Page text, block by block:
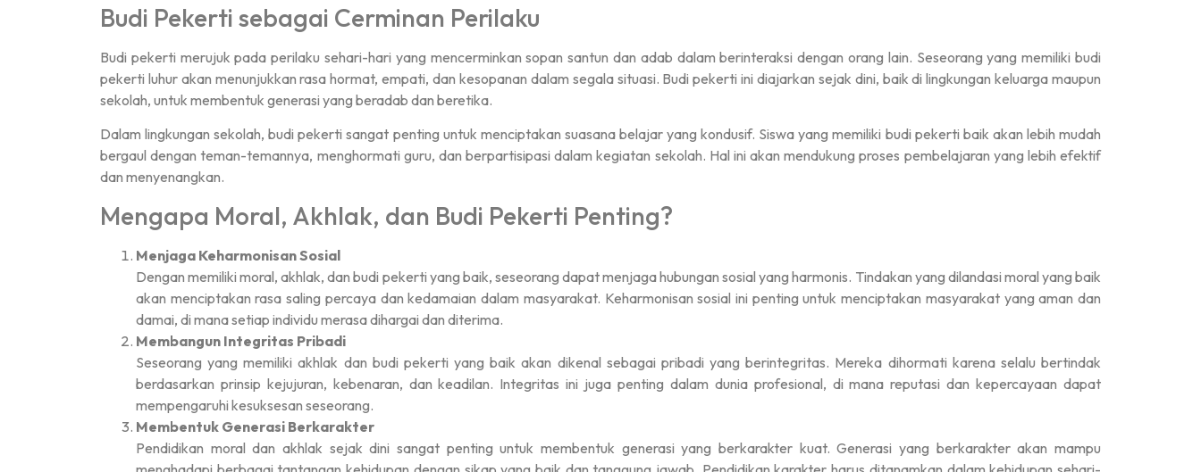
Budi Pekerti sebagai Cerminan Perilaku
Budi pekerti merujuk pada perilaku sehari-hari yang mencerminkan sopan santun dan adab dalam berinteraksi dengan orang lain. Seseorang yang memiliki budi
pekerti luhur akan menunjukkan rasa hormat, empati, dan kesopanan dalam segala situasi. Budi pekerti ini diajarkan sejak dini, baik di lingkungan keluarga maupun
sekolah, untuk membentuk generasi yang beradab dan beretika.
Dalam lingkungan sekolah, budi pekerti sangat penting untuk menciptakan suasana belajar yang kondusif. Siswa yang memiliki budi pekerti baik akan lebih mudah
bergaul dengan teman-temannya, menghormati guru, dan berpartisipasi dalam kegiatan sekolah. Hal ini akan mendukung proses pembelajaran yang lebih efektif
dan menyenangkan.
Mengapa Moral, Akhlak, dan Budi Pekerti Penting?
Menjaga Keharmonisan Sosial
Dengan memiliki moral, akhlak, dan budi pekerti yang baik, seseorang dapat menjaga hubungan sosial yang harmonis. Tindakan yang dilandasi moral yang baik
akan menciptakan rasa saling percaya dan kedamaian dalam masyarakat. Keharmonisan sosial ini penting untuk menciptakan masyarakat yang aman dan
damai, di mana setiap individu merasa dihargai dan diterima.
Membangun Integritas Pribadi
Seseorang yang memiliki akhlak dan budi pekerti yang baik akan dikenal sebagai pribadi yang berintegritas. Mereka dihormati karena selalu bertindak
berdasarkan prinsip kejujuran, kebenaran, dan keadilan. Integritas ini juga penting dalam dunia profesional, di mana reputasi dan kepercayaan dapat
mempengaruhi kesuksesan seseorang.
Membentuk Generasi Berkarakter
Pendidikan moral dan akhlak sejak dini sangat penting untuk membentuk generasi yang berkarakter kuat. Generasi yang berkarakter akan mampu